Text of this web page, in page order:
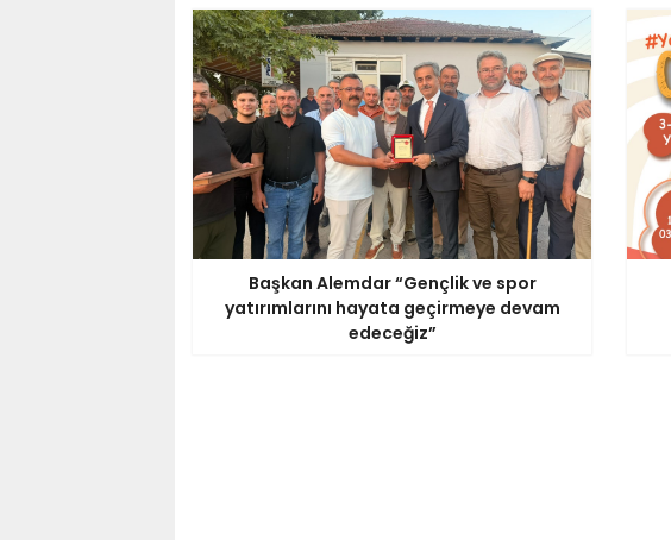
Başkan Alemdar “Gençlik ve spor
yatırımlarını hayata geçirmeye devam
edeceğiz”